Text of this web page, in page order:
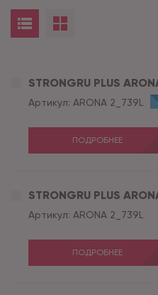
STRONGRU PLUS
Артикул: ARONA 2_739L
ПОДРОБНЕЕ
STRONGRU PLUS
Артикул: ARONA 2_739L
ПОДРОБНЕЕ